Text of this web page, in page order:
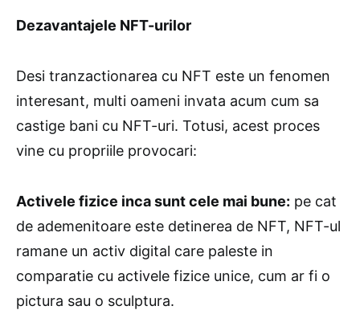
Dezavantajele NFT-urilor
Desi tranzactionarea cu NFT este un fenomen
interesant, multi oameni invata acum cum sa
castige bani cu NFT-uri. Totusi, acest proces
vine cu propriile provocari:
Activele fizice inca sunt cele mai bune: pe cat
de ademenitoare este detinerea de NFT, NFT-ul
ramane un activ digital care paleste in
comparatie cu activele fizice unice, cum ar fi o
pictura sau o sculptura.